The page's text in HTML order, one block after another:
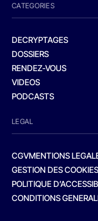
CATEGORIES
DECRYPTAGES
DOSSIERS
RENDEZ-VOUS
VIDEOS
PODCASTS
LEGAL
CGVMENTIONS
GESTION DES COOKIES
POLITIQUE
CONDITIONS